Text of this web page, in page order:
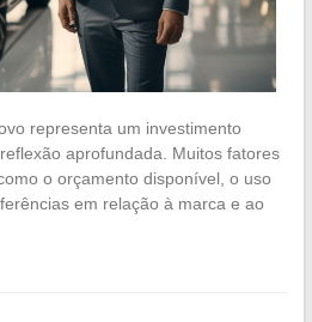
representa um investimento
aprofundada. Muitos fatores
o orçamento disponível, o uso
em relação à marca e ao